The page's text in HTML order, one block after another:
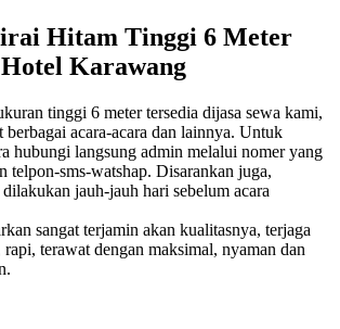
Hitam
Tinggi
6
Meter
Event
Swiss
Hotel
Karawang
Hitam Tinggi 6 Meter
Karawang
tinggi 6 meter tersedia dijasa sewa kami,
berbagai acara-acara dan lainnya. Untuk
hubungi langsung admin melalui nomer yang
telpon-sms-watshap. Disarankan juga,
jauh-jauh hari sebelum acara
sangat terjamin akan kualitasnya, terjaga
terawat dengan maksimal, nyaman dan